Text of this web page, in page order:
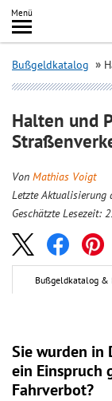
Inhalt
springen
Menü
Bußgeldkatalog
Halten und
Von Mathias Voigt
Letzte Aktualisierung
Geschätzte Lesezeit:
Bußgeldkatalog &
Sie wurden in
ein Einspruch
Fahrverbot?